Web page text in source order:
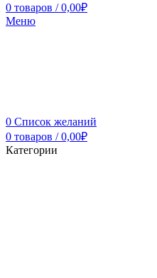
0 товаров / 0,00₽
Меню
0 Список желаний
0 товаров / 0,00₽
Категории